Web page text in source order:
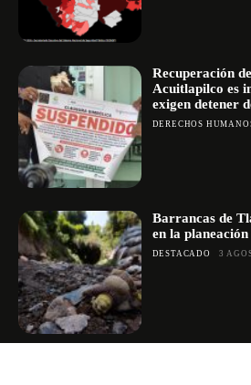
Recuperación
Acuitlapilco es
exigen detener
DERECHOS
Barrancas de
en la
DESTACADO 3